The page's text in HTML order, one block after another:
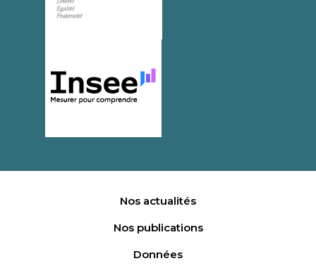
Nos actualités
Nos publications
Données